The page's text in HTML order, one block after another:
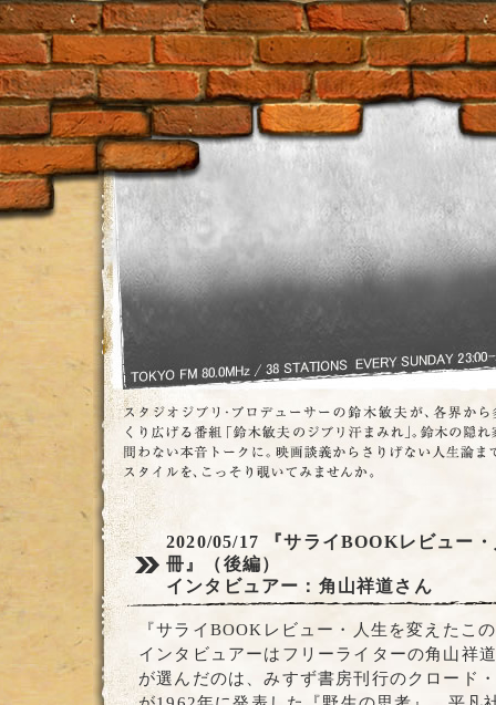
2020/05/17
『サライBOOKレビュー
冊』（後編）
インタビュアー：角山祥道さん
『サライBOOKレビュー・人生を変えたこ
インタビュアーはフリーライターの角山祥
が選んだのは、みすず書房刊行のクロード